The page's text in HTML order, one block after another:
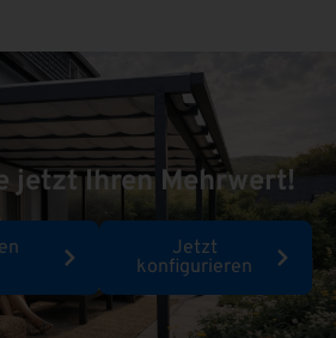
jetzt Ihren Mehrwert!
Jetzt
konfigurieren